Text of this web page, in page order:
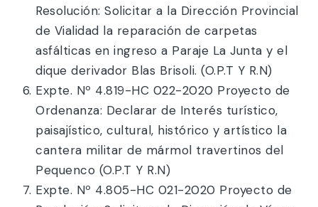
Resolución: Solicitar a la Dirección Provincial
de Vialidad la reparación de carpetas
asfálticas en ingreso a Paraje La Junta y el
dique derivador Blas Brisoli. (O.P.T Y R.N)
Expte. Nº 4.819-HC 022-2020 Proyecto de
Ordenanza: Declarar de Interés turístico,
paisajístico, cultural, histórico y artístico la
cantera militar de mármol travertinos del
Pequenco (O.P.T Y R.N)
Expte. Nº 4.805-HC 021-2020 Proyecto de